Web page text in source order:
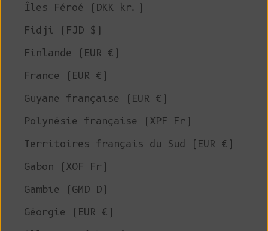
Îles Féroé (DKK kr.)
Fidji (FJD $)
Finlande (EUR €)
France (EUR €)
Guyane française (EUR €)
Polynésie française (XPF Fr)
Territoires français du Sud (EUR €)
Gabon (XOF Fr)
Gambie (GMD D)
Géorgie (EUR €)